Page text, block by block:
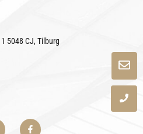
5048 CJ, Tilburg